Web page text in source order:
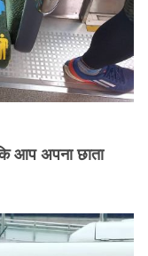
आप अपना छाता